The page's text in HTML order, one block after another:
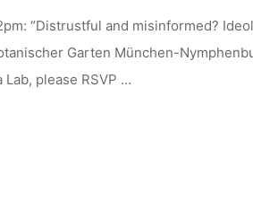
“Distrustful and misinformed?
Garten München-
please RSVP …